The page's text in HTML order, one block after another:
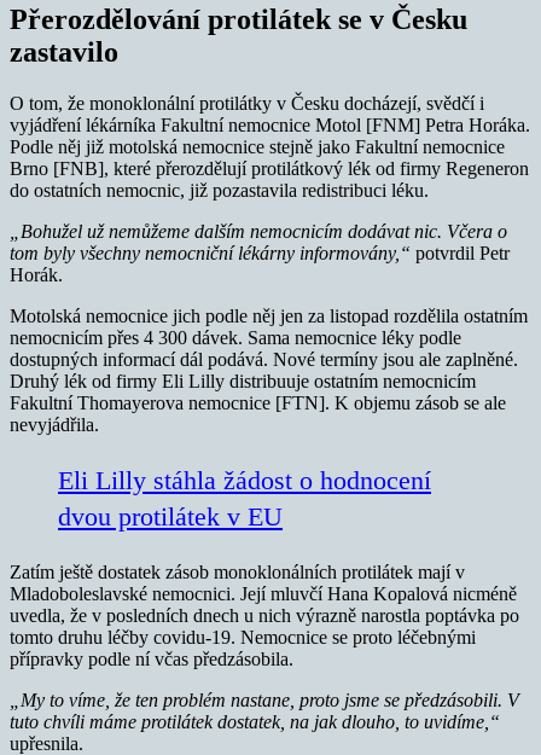
Přerozdělování protilátek se v Česku
zastavilo
O tom, že monoklonální protilátky v Česku docházejí, svědčí i
vyjádření lékárníka Fakultní nemocnice Motol [FNM] Petra Horáka.
Podle něj již motolská nemocnice stejně jako Fakultní nemocnice
Brno [FNB], které přerozdělují protilátkový lék od firmy Regeneron
do ostatních nemocnic, již pozastavila redistribuci léku.
„Bohužel už nemůžeme dalším nemocnicím dodávat nic. Včera o
tom byly všechny nemocniční lékárny informovány,“ potvrdil Petr
Horák.
Motolská nemocnice jich podle něj jen za listopad rozdělila ostatním
nemocnicím přes 4 300 dávek. Sama nemocnice léky podle
dostupných informací dál podává. Nové termíny jsou ale zaplněné.
Druhý lék od firmy Eli Lilly distribuuje ostatním nemocnicím
Fakultní Thomayerova nemocnice [FTN]. K objemu zásob se ale
nevyjádřila.
Eli Lilly stáhla žádost o hodnocení
dvou protilátek v EU
Zatím ještě dostatek zásob monoklonálních protilátek mají v
Mladoboleslavské nemocnici. Její mluvčí Hana Kopalová nicméně
uvedla, že v posledních dnech u nich výrazně narostla poptávka po
tomto druhu léčby covidu-19. Nemocnice se proto léčebnými
přípravky podle ní včas předzásobila.
„My to víme, že ten problém nastane, proto jsme se předzásobili. V
tuto chvíli máme protilátek dostatek, na jak dlouho, to uvidíme,“
upřesnila.